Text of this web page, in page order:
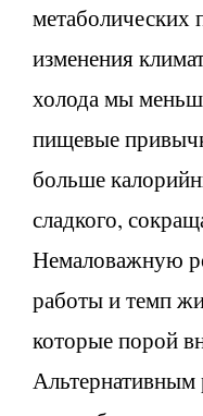
метаболических
изменения
холода мы
пищевые
больше
сладкого,
Немаловажную
работы и темп
которые порой
Альтернативным